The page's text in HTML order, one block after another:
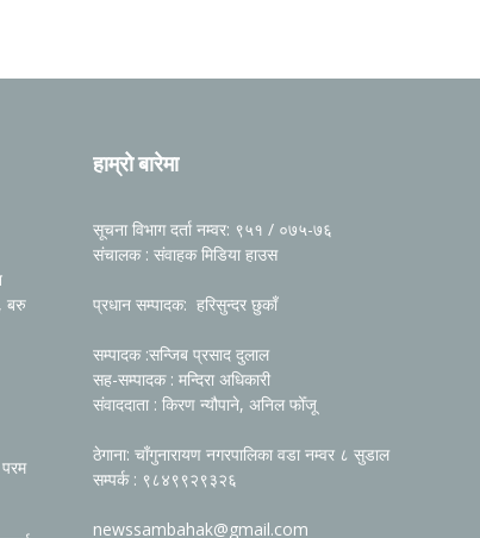
बरु
हाम्रो बारेमा
सूचना विभाग दर्ता नम्वर: ९५१ / ०७५-७६
संचालक : संवाहक मिडिया हाउस
प्रधान सम्पादक: हरिसुन्दर छुकाँ
सम्पादक :सन्जिब प्रसाद दुलाल
सह-सम्पादक : मन्दिरा अधिकारी
संवाददाता : किरण न्यौपाने, अनिल फोँजू
ठेगाना: चाँगुनारायण नगरपालिका वडा नम्वर ८ सुडाल
सम्पर्क : ९८४९९२९३२६
newssambahak@gmail.com